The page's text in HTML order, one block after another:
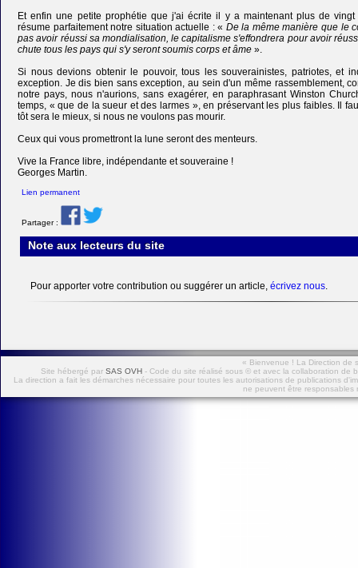
Et enfin une petite prophétie que j'ai écrite il y a maintenant plus de
résume parfaitement notre situation actuelle : « De la même manière que le
pas avoir réussi sa mondialisation, le capitalisme s'effondrera pour avoir
chute tous les pays qui s'y seront soumis corps et âme».
Si nous devions obtenir le pouvoir, tous les souverainistes, patriotes, et
exception. Je dis bien sans exception, au sein d'un même rassemblement,
notre pays, nous n'aurions, sans exagérer, en paraphrasant Winston
temps, « que de la sueur et des larmes », en préservant les plus faibles. Il
tôt sera le mieux, si nous ne voulons pas mourir.
Ceux qui vous promettront la lune seront des menteurs.
Vive la France libre, indépendante et souveraine !
Georges Martin.
Lien permanent
Partager :
Note aux lecteurs du site
Pour apporter votre contribution ou suggérer un article,écrivez nous.
« Bienvenue ! La Direction de
Site hébergé par SAS OVH- Code du site réalisé sous © et avec la collaboration de
La direction a fait les démarches nécessaire pour toutes les autorisations de publications
ne peuvent être